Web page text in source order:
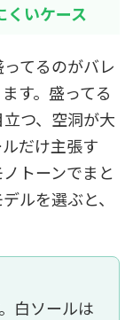
くいケース
てるのがバレ
す。盛ってる
つ、空洞が大
だけ主張す
トーンでまと
ルを選ぶと、
白ソールは